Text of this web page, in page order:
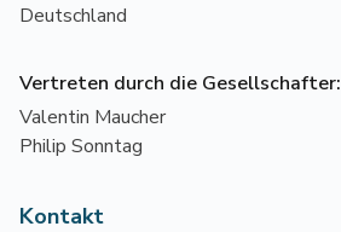
Deutschland
Vertreten durch die Gesellschafter:
Valentin Maucher
Philip Sonntag
Kontakt